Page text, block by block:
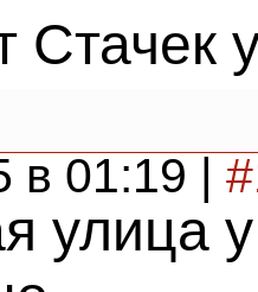
Стачек
в 01:19 |
улица